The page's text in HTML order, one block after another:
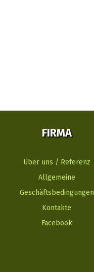
FIRMA
Über uns / Referenz
Allgemeine
Geschäftsbedingungen
Kontakte
Facebook